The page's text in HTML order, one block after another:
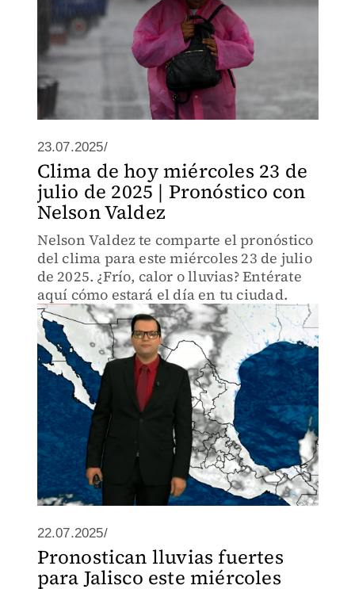
23.07.2025/
Clima de hoy miércoles 23 de
julio de 2025 | Pronóstico con
Nelson Valdez
Nelson Valdez te comparte el pronóstico
del clima para este miércoles 23 de julio
de 2025. ¿Frío, calor o lluvias? Entérate
aquí cómo estará el día en tu ciudad.
22.07.2025/
Pronostican lluvias fuertes
para Jalisco este miércoles